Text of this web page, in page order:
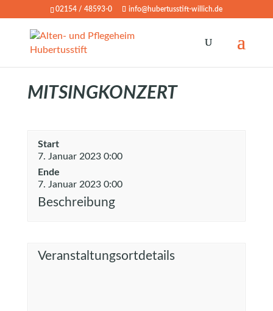
02154 / 48593-0 info@hubertusstift-willich.de
MITSINGKONZERT
Start
7. Januar 2023 0:00
Ende
7. Januar 2023 0:00
Beschreibung
Veranstaltungsortdetails